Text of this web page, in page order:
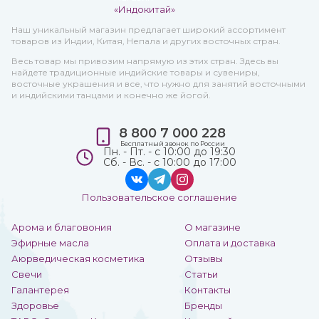
Наш уникальный магазин предлагает широкий ассортимент
товаров из Индии, Китая, Непала и других восточных стран.
Весь товар мы привозим напрямую из этих стран. Здесь вы
найдете традиционные индийские товары и сувениры,
восточные украшения и все, что нужно для занятий восточными
и индийскими танцами и конечно же йогой.
Арома и благовония
Эфирные масла
Аюрведическая косметика
Свечи
Галантерея
Здоровье
О магазине
Оплата и доставка
Отзывы
Статьи
Контакты
Бренды
8 800 7 000 228
Бесплатный звонок по России
Пн. - Пт. - с 10:00 до 19:30
Сб. - Вс. - с 10:00 до 17:00
Пользовательское соглашение